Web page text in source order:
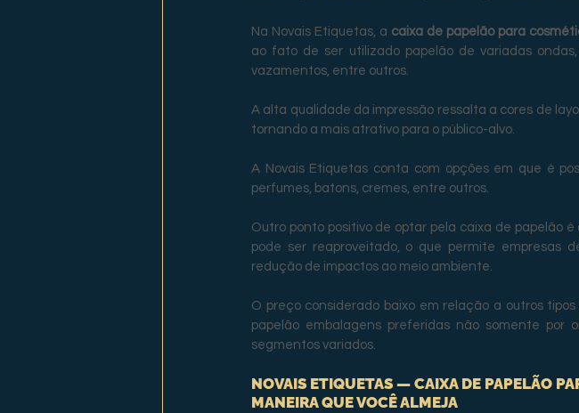
Na Novais Etiquetas, a caixa de papelão para
ao fato de ser utilizado papelão de variadas
vazamentos, entre outros.
A alta qualidade da impressão ressalta a cores de
tornando a mais atrativo para o público-alvo.
A Novais Etiquetas conta com opções em que é
perfumes, batons, cremes, entre outros.
Outro ponto positivo de optar pela caixa de papelão
pode ser reaproveitado, o que permite empresas
redução de impactos ao meio ambiente.
O preço considerado baixo em relação a outros
papelão embalagens preferidas não somente por
segmentos variados.
NOVAIS ETIQUETAS — CAIXA DE PAPELÃO
MANEIRA QUE VOCÊ ALMEJA